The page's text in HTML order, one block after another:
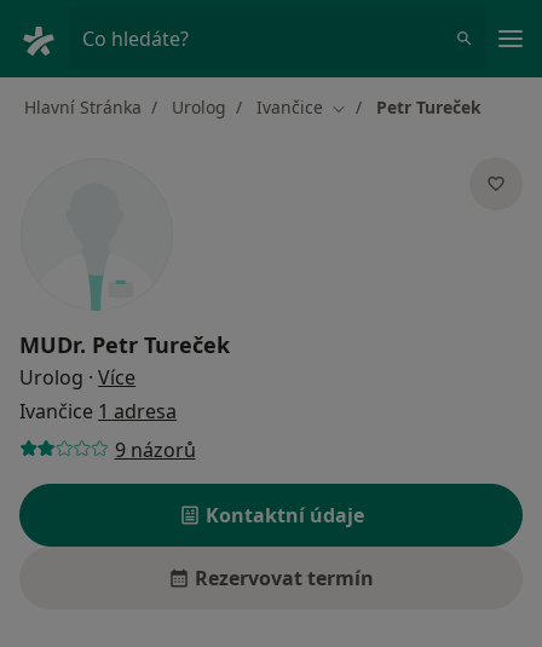
Co hledáte?
Hlavní Stránka Urolog Ivančice Změna města
Petr Tureček
MUDr. Petr Tureček
Urolog · Více
Ivančice 1 adresa
9 názorů
Kontaktní údaje
Rezervovat termín